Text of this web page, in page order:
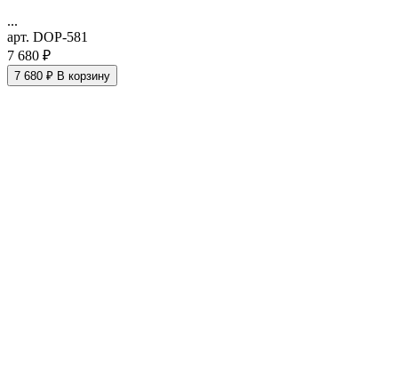
...
арт. DOP-581
7 680 ₽
7 680 ₽ В корзину